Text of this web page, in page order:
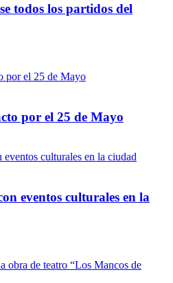
todos los partidos del
por el 25 de Mayo
eventos culturales en la